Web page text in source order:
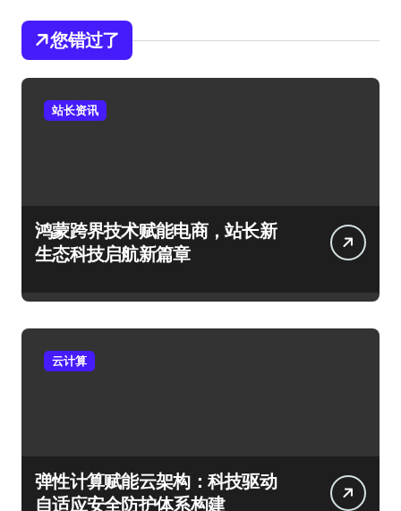
您错过了
站长资讯
鸿蒙跨界技术赋能电商，站长新
生态科技启航新篇章
云计算
弹性计算赋能云架构：科技驱动
自适应安全防护体系构建